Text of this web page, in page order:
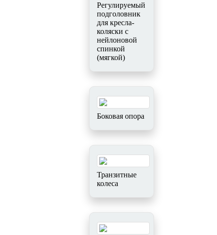
Регулируемый
подголовник
для кресла-
коляски с
нейлоновой
спинкой
(мягкой)
Боковая опора
Транзитные
колеса